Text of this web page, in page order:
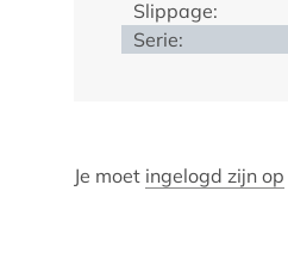
Slippage:
Serie:
Je moet ingelogd zijn op